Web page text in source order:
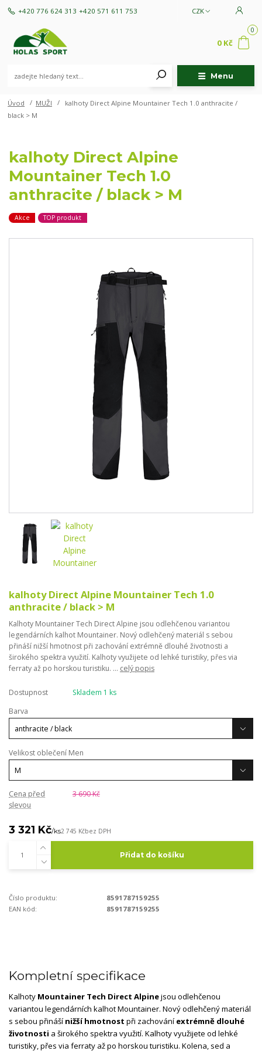
Menu
CZK
+420 776 624 313 +420 571 611 753
0
0 Kč
Úvod MUŽI
kalhoty Direct Alpine Mountainer Tech 1.0 anthracite /
black > M
kalhoty Direct Alpine
Mountainer Tech 1.0
anthracite / black > M
Akce TOP produkt
kalhoty Direct Alpine Mountainer Tech 1.0
anthracite / black > M
Kalhoty Mountainer Tech Direct Alpine jsou odlehčenou variantou
legendárních kalhot Mountainer. Nový odlehčený materiál s sebou
přináší nižší hmotnost při zachování extrémně dlouhé životnosti a
širokého spektra využití. Kalhoty využijete od lehké turistiky, přes via
ferraty až po horskou turistiku. ... celý popis
Dostupnost
Skladem 1 ks
Barva
Velikost oblečení Men
Cena před
slevou
3 690 Kč
3 321 Kč/ks2 745 Kčbez DPH
Přidat do košíku
Číslo produktu:
8591787159255
EAN kód:
8591787159255
Kompletní specifikace
Kalhoty Mountainer Tech Direct Alpinejsou odlehčenou
variantou legendárních kalhot Mountainer. Nový odlehčený materiál
s sebou přináší nižší hmotnost při zachování extrémně dlouhé
životnosti a širokého spektra využití. Kalhoty využijete od lehké
turistiky, přes via ferraty až po horskou turistiku. Kolena, sed a